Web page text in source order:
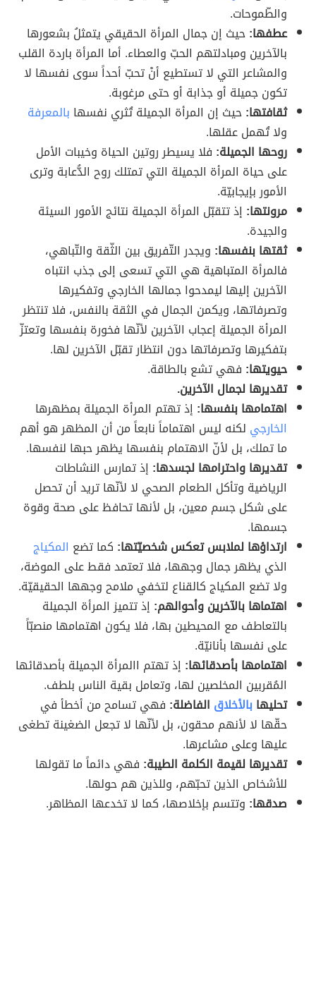
والطّموحات.
عطفها:حيث إن جمال المرأة الحقيقي يتمثلُ بشعورها
بالآخرين ومبادلتهم الحبّ والعطاء. أما المرأة باردة القلب
والمشاعر التي لا تستطيع أنْ تحبّ أحداً سوى نفسها لا
تكون جميلة أو جذابة أو حتى مرغوبة.
ثقافتها:حيث إن المرأة الجميلة تُثري نفسها بالمعرفة
ولا تُهمل عقلها.
روحها الجميلة: فلا يسيطر روتين الحياة وخيبات الأمل
على حياة المرأة الجميلة التي تمتلك روح الدُّعابة وترى
الأمور بإيجابيّة.
مرونتها: إذ تتقبّل المرأة الجميلة نتائج الأمور السيئة
والجيدة.
ثقتها بنفسها: ويجدر التّفريق بين الثّقة والتّباهي،
فالمرأة المتباهية هي التي تسعى إلى جذب انتباه
الآخرين إليها ليمدحوا جمالها الخارجي وتفكيرها
وتصرفاتها، ويكمن الجمال في الثقة بالنفس، فلا تنتظر
المرأة الجميلة إعجاب الآخرين لأنّها فخورة بنفسها وتعتزّ
بتفكيرها وتصرفاتها دون انتظار تقبّل الآخرين لها.
حيويتها: فهي تشع بالطاقة.
تقديرها لجمال الآخرين.
اهتمامها بنفسها: إذ تهتم المرأة الجميلة بمظهرها
الخارجي لكنه ليس اهتماماً نابعاً من أن المظهر هو أهم
ما تملك، بل لأنّ الاهتمام بنفسها يظهر حبها لنفسها.
تقديرها واحترامها لجسدها: إذ تمارس النشاطات
الرياضية وتأكل الطعام الصحي لا لأنّها تريد أن تحصل
على شكل جسم معين، بل لأنها تحافظ على صحة وقوة
جسمها.
ارتداؤها لملابس تعكس شخصيّتها: كما تضع المكياج
الذي يظهر جمال وجهها، فلا تعتمد فقط على الموضة،
ولا تضع المكياج كالقناع لتخفي ملامح وجهها الحقيقيّة.
اهتماها بالآخرين وأحوالهم: إذ تتميز المرأة الجميلة
بالتعاطف مع المحيطين بها، فلا يكون اهتمامها منصبّاً
على نفسها بأنانيّة.
اهتمامها بأصدقائها: إذ تهتم االمرأة الجميلة بأصدقائها
المُقربين المخلصين لها، وتعامل بقية الناس بلطف.
تحليهابالأخلاق الفاضلة: فهي تسامح من أخطأ في
حقّها لا لأنهم محقون، بل لأنّها لا تجعل الضغينة تطغى
عليها وعلى مشاعرها.
تقديرها لقيمة الكلمة الطيبة: فهي دائماً ما تقولها
للأشخاص الذين تحبّهم، وللذين هم حولها.
صدقها: وتتسم بإخلاصها، كما لا تخدعها المظاهر.